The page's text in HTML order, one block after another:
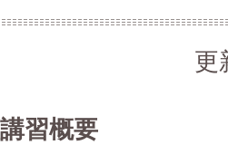
更
習概要